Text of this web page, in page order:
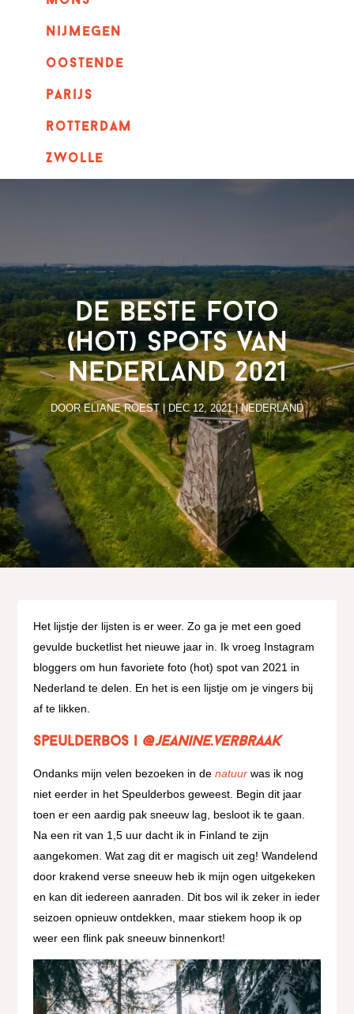
nijmegen
oostende
parijs
rotterdam
Zwolle
De beste foto
(hot) spots van
Nederland 2021
DOORELIANE ROEST| DEC 12, 2021|NEDERLAND
Het lijstje der lijsten is er weer. Zo ga je met een goed
gevulde bucketlist het nieuwe jaar in. Ik vroeg Instagram
bloggers om hun favoriete foto (hot) spot van 2021 in
Nederland te delen. En het is een lijstje om je vingers bij
af te likken.
Speulderbos | @jeanine.verbraak
Ondanks mijn velen bezoeken in denatuur was ik nog
niet eerder in het Speulderbos geweest. Begin dit jaar
toen er een aardig pak sneeuw lag, besloot ik te gaan.
Na een rit van 1,5 uur dacht ik in Finland te zijn
aangekomen. Wat zag dit er magisch uit zeg! Wandelend
door krakend verse sneeuw heb ik mijn ogen uitgekeken
en kan dit iedereen aanraden. Dit bos wil ik zeker in ieder
seizoen opnieuw ontdekken, maar stiekem hoop ik op
weer een flink pak sneeuw binnenkort!